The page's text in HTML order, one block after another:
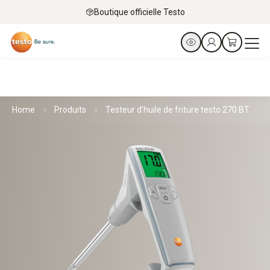
Boutique officielle Testo
Home Produits Testeur d’huile de friture testo 270 BT